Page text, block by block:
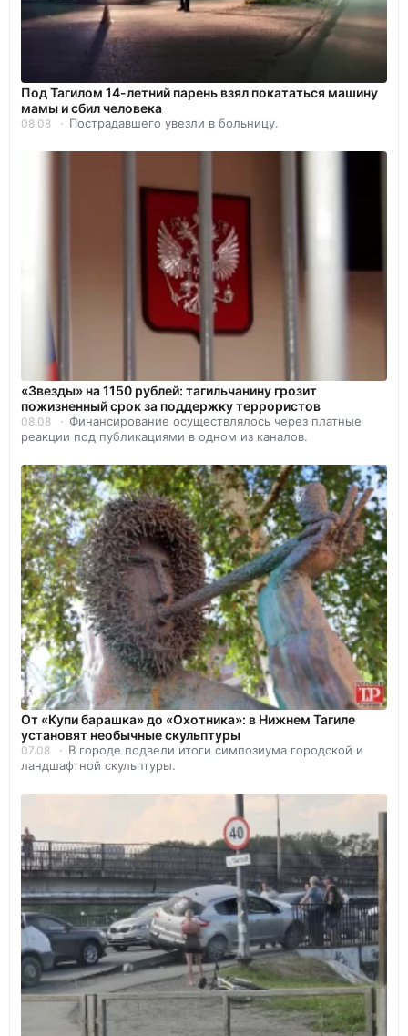
Под Тагилом 14-летний парень взял покататься машину
мамы и сбил человека
08.08 Пострадавшего увезли в больницу.
«Звезды» на 1150 рублей: тагильчанину грозит
пожизненный срок за поддержку террористов
08.08
Финансирование осуществлялось через платные
реакции под публикациями в одном из каналов.
От «Купи барашка» до «Охотника»: в Нижнем Тагиле
установят необычные скульптуры
07.08
В городе подвели итоги симпозиума городской и
ландшафтной скульптуры.